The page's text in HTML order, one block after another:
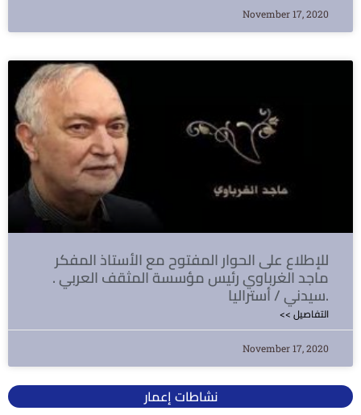
November 17, 2020
للإطلاع على الحوار المفتوح مع الأستاذ المفكر
ماجد الغرباوي رئيس مؤسسة المثقف العربي .
سيدني / أستراليا.
<< التفاصيل
November 17, 2020
نشاطات إعمار